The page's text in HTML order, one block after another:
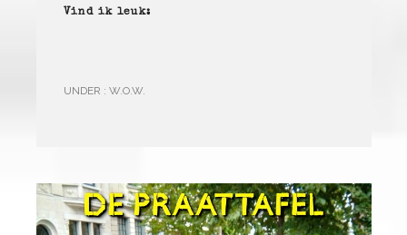
Vind ik leuk:
UNDER : W.O.W.